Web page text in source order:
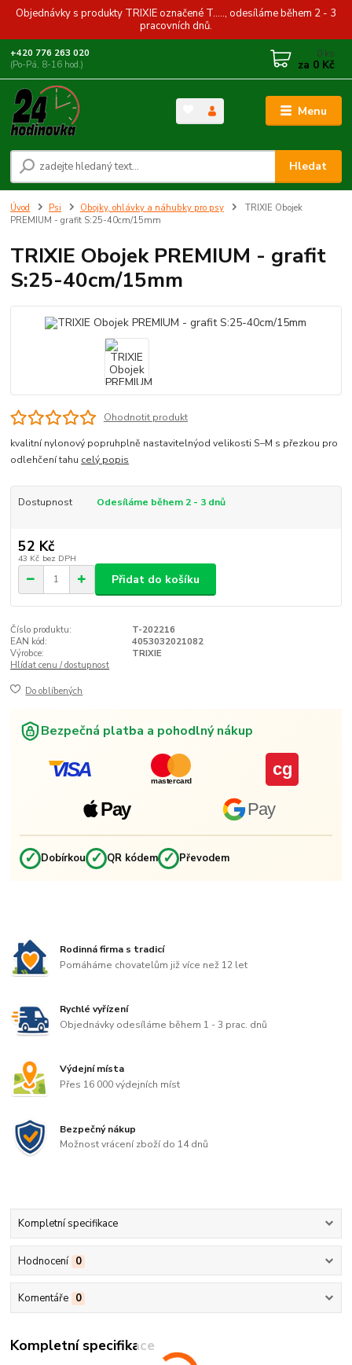
Objednávky s produkty TRIXIE označené T....., odesíláme během 2 - 3
pracovních dnů.
Menu
Hledat
+420 776 263 020
(Po-Pá, 8-16 hod.)
0 ks
za 0 Kč
Úvod Psi Obojky, ohlávky a náhubky pro psy
TRIXIE Obojek
PREMIUM - grafit S:25-40cm/15mm
TRIXIE Obojek PREMIUM - grafit
S:25-40cm/15mm
Ohodnotit produkt
kvalitní nylonový popruhplně nastavitelnýod velikosti S–M s přezkou pro
odlehčení tahu celý popis
Dostupnost Odesíláme během 2 - 3 dnů
52 Kč
43 Kč bez DPH
Přidat do košíku
Číslo produktu:
T-202216
EAN kód:
4053032021082
Výrobce:
TRIXIE
Hlídat cenu / dostupnost
Do oblíbených
Bezpečná platba a pohodlný nákup
VISA mastercard
Pay Pay
cg
✓ Dobírkou ✓ QR kódem ✓ Převodem
Rodinná firma s tradicí
Pomáháme chovatelům již více než 12 let
Rychlé vyřízení
Objednávky odesíláme během 1 - 3 prac. dnů
Výdejní místa
Přes 16 000 výdejních míst
Bezpečný nákup
Možnost vrácení zboží do 14 dnů
Kompletní specifikace
Hodnocení 0
Komentáře 0
Kompletní specifikace